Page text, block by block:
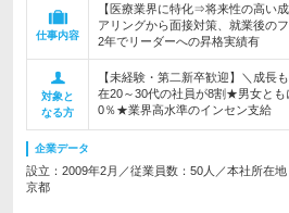
仕事内容
【医療業界に特化⇒将来性の高い
アリングから面接対策、就業後の
2年でリーダーへの昇格実績有
対象と
なる方
【未経験・第二新卒歓迎】＼成長
在20～30代の社員が8割★男女とも
0％★業界高水準のインセン支給
企業データ
設立：2009年2月／従業員数：50人／本社所在地
京都